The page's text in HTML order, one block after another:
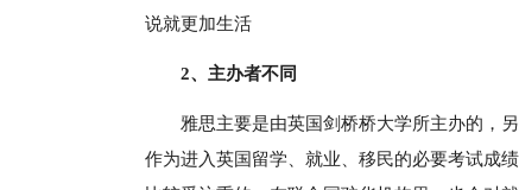
说就更加生活
2、主办者不同
雅思主要是由英国剑桥桥大学所主办的，
作为进入英国留学、就业、移民的必要考试成